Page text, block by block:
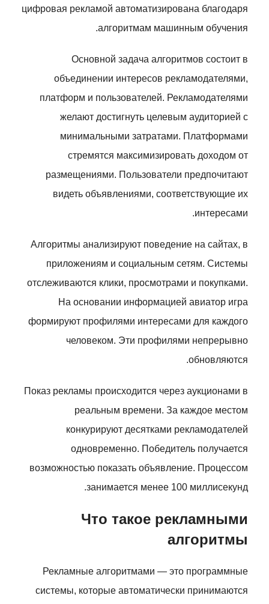
цифровая рекламой автоматизирована благодаря
алгоритмам машинным обучения.
Основной задача алгоритмов состоит в
объединении интересов рекламодателями,
платформ и пользователей. Рекламодателями
желают достигнуть целевым аудиторией с
минимальными затратами. Платформами
стремятся максимизировать доходом от
размещениями. Пользователи предпочитают
видеть объявлениями, соответствующие их
интересами.
Алгоритмы анализируют поведение на сайтах, в
приложениям и социальным сетям. Системы
отслеживаются клики, просмотрами и покупками.
На основании информацией авиатор игра
формируют профилями интересами для каждого
человеком. Эти профилями непрерывно
обновляются.
Показ рекламы происходится через аукционами в
реальным времени. За каждое местом
конкурируют десятками рекламодателей
одновременно. Победитель получается
возможностью показать объявление. Процессом
занимается менее 100 миллисекунд.
Что такое рекламными
алгоритмы
Рекламные алгоритмами — это программные
системы, которые автоматически принимаются